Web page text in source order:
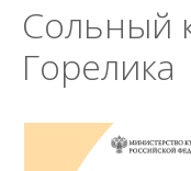
Cольный
Горелика